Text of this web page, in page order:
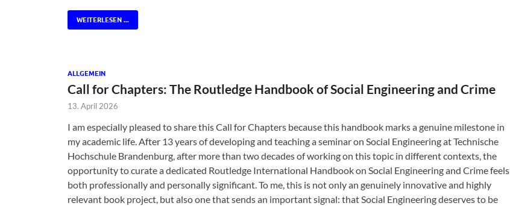
WEITERLESEN ...
ALLGEMEIN
Call for Chapters: The Routledge Handbook of Social Engineering and Crime
13. April 2026
I am especially pleased to share this Call for Chapters because this handbook marks a genuine milestone in
my academic life. After 13 years of developing and teaching a seminar on Social Engineering at Technische
Hochschule Brandenburg, after more than two decades of working on this topic in different contexts, the
opportunity to curate a dedicated Routledge International Handbook on Social Engineering and Crime feels
both professionally and personally significant. To me, this is not only an genuinely innovative and highly
relevant book project, but also one that sends an important signal: that Social Engineering deserves to be